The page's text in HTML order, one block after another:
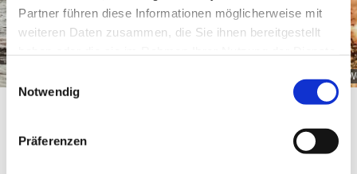
Partner führen diese Informationen möglicherweise mit
weiteren Daten zusammen, die Sie ihnen bereitgestellt
Einwilligungsauswahl
Notwendig
Präferenzen